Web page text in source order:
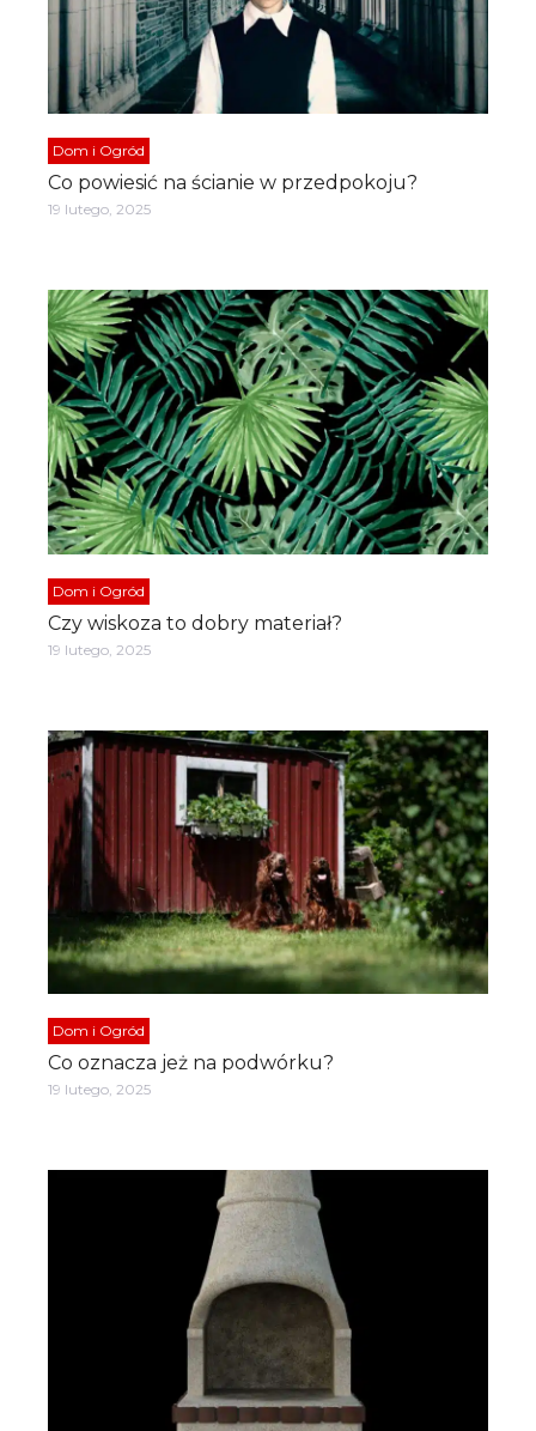
Dom i Ogród
Co powiesić na ścianie w przedpokoju?
19 lutego, 2025
Dom i Ogród
Czy wiskoza to dobry materiał?
19 lutego, 2025
Dom i Ogród
Co oznacza jeż na podwórku?
19 lutego, 2025